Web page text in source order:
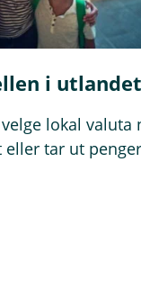
i utlandet
lokal valuta
tar ut